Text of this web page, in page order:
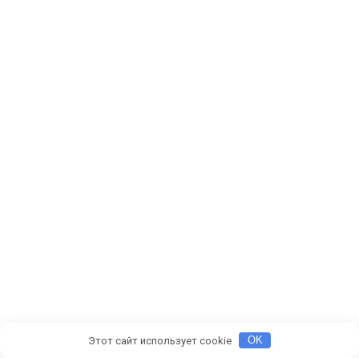
Этот сайт использует cookie OK